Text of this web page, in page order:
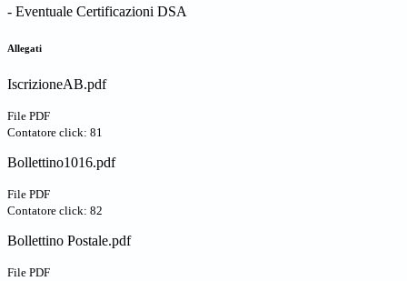
- Eventuale Certificazioni DSA
Allegati
IscrizioneAB.pdf
File PDF
Contatore click: 81
Bollettino1016.pdf
File PDF
Contatore click: 82
Bollettino Postale.pdf
File PDF